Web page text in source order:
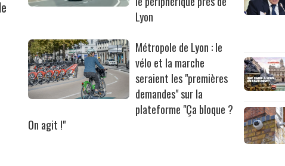
Lyon
Métropole de Lyon : le
vélo et la marche
seraient les "premières
demandes" sur la
plateforme "Ça bloque ?
On agit !"